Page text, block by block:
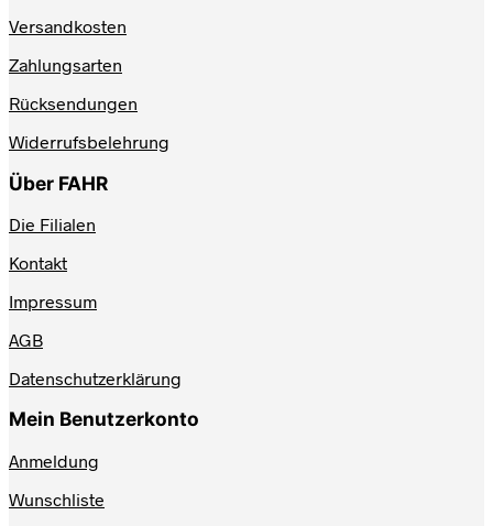
Versandkosten
Zahlungsarten
Rücksendungen
Widerrufsbelehrung
Über FAHR
Die Filialen
Kontakt
Impressum
AGB
Datenschutzerklärung
Mein Benutzerkonto
Anmeldung
Wunschliste